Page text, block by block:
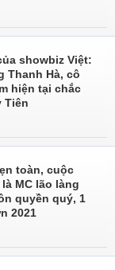
showbiz Việt:
Thanh Hà, cô
hiện tại chắc
Tiên
toàn, cuộc
MC lão làng
quyền quý, 1
2021